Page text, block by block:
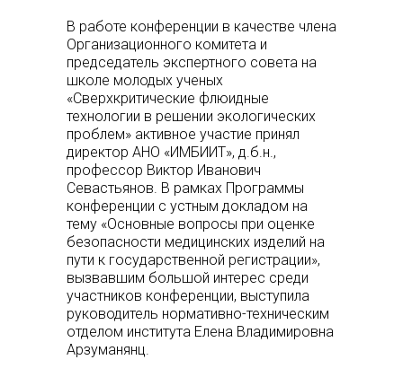
В работе конференции в качестве члена
Организационного комитета и
председатель экспертного совета на
школе молодых ученых
«Сверхкритические флюидные
технологии в решении экологических
проблем» активное участие принял
директор АНО «ИМБИИТ», д.б.н.,
профессор Виктор Иванович
Севастьянов. В рамках Программы
конференции с устным докладом на
тему «Основные вопросы при оценке
безопасности медицинских изделий на
пути к государственной регистрации»,
вызвавшим большой интерес среди
участников конференции, выступила
руководитель нормативно-техническим
отделом института Елена Владимировна
Арзуманянц.